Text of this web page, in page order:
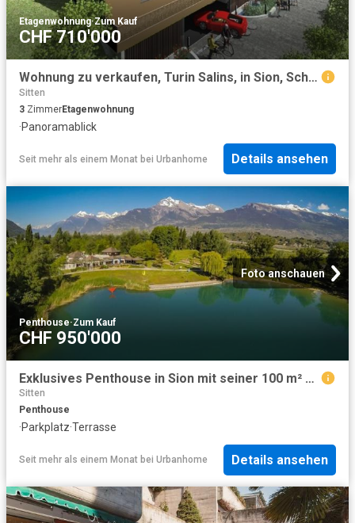
Etagenwohnung·Zum Kauf
CHF 710'000
Wohnung zu verkaufen, Turin Salins, in Sion, Schweiz
Sitten
3 ZimmerEtagenwohnung
·Panoramablick
Seit mehr als einem Monat bei Urbanhome Details ansehen
Foto anschauen
Penthouse·Zum Kauf
CHF 950'000
Exklusives Penthouse in Sion mit seiner 100 m² großen Terrasse
Sitten
Penthouse
·Parkplatz·Terrasse
Seit mehr als einem Monat bei Urbanhome Details ansehen